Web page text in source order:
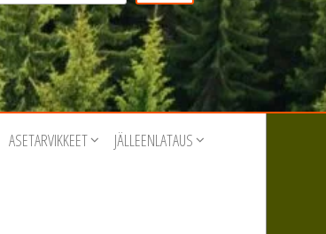
ASETARVIKKEET JÄLLEENLATAUS